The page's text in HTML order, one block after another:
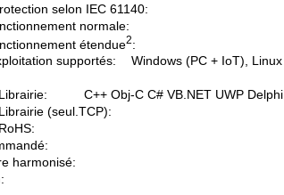
selon IEC 61140:
normale:
étendue2:
supportés:
Windows (PC + IoT),
C++ Obj-C C# VB.NET UWP
(seul.TCP):
harmonisé: